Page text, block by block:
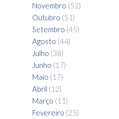
Novembro (52)
Outubro (51)
Setembro (45)
Agosto (44)
Julho (38)
Junho (17)
Maio (17)
Abril (12)
Março (11)
Fevereiro (25)